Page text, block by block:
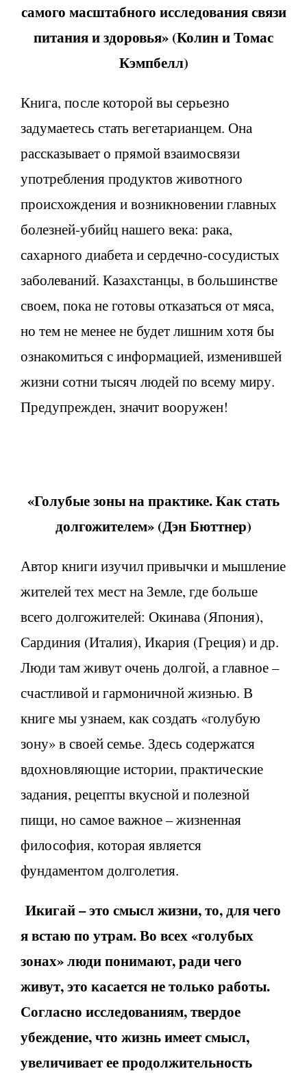
самого масштабного исследования связи
питания и здоровья» (Колин и Томас
Кэмпбелл)
Книга, после которой вы серьезно
задумаетесь стать вегетарианцем. Она
рассказывает о прямой взаимосвязи
употребления продуктов животного
происхождения и возникновении главных
болезней-убийц нашего века: рака,
сахарного диабета и сердечно-сосудистых
заболеваний. Казахстанцы, в большинстве
своем, пока не готовы отказаться от мяса,
но тем не менее не будет лишним хотя бы
ознакомиться с информацией, изменившей
жизни сотни тысяч людей по всему миру.
Предупрежден, значит вооружен!
«Голубые зоны на практике. Как стать
долгожителем» (Дэн Бюттнер)
Автор книги изучил привычки и мышление
жителей тех мест на Земле, где больше
всего долгожителей: Окинава (Япония),
Сардиния (Италия), Икария (Греция) и др.
Люди там живут очень долгой, а главное –
счастливой и гармоничной жизнью. В
книге мы узнаем, как создать «голубую
зону» в своей семье. Здесь содержатся
вдохновляющие истории, практические
задания, рецепты вкусной и полезной
пищи, но самое важное – жизненная
философия, которая является
фундаментом долголетия.
Икигай – это смысл жизни, то, для чего
я встаю по утрам. Во всех «голубых
зонах» люди понимают, ради чего
живут, это касается не только работы.
Согласно исследованиям, твердое
убеждение, что жизнь имеет смысл,
увеличивает ее продолжительность